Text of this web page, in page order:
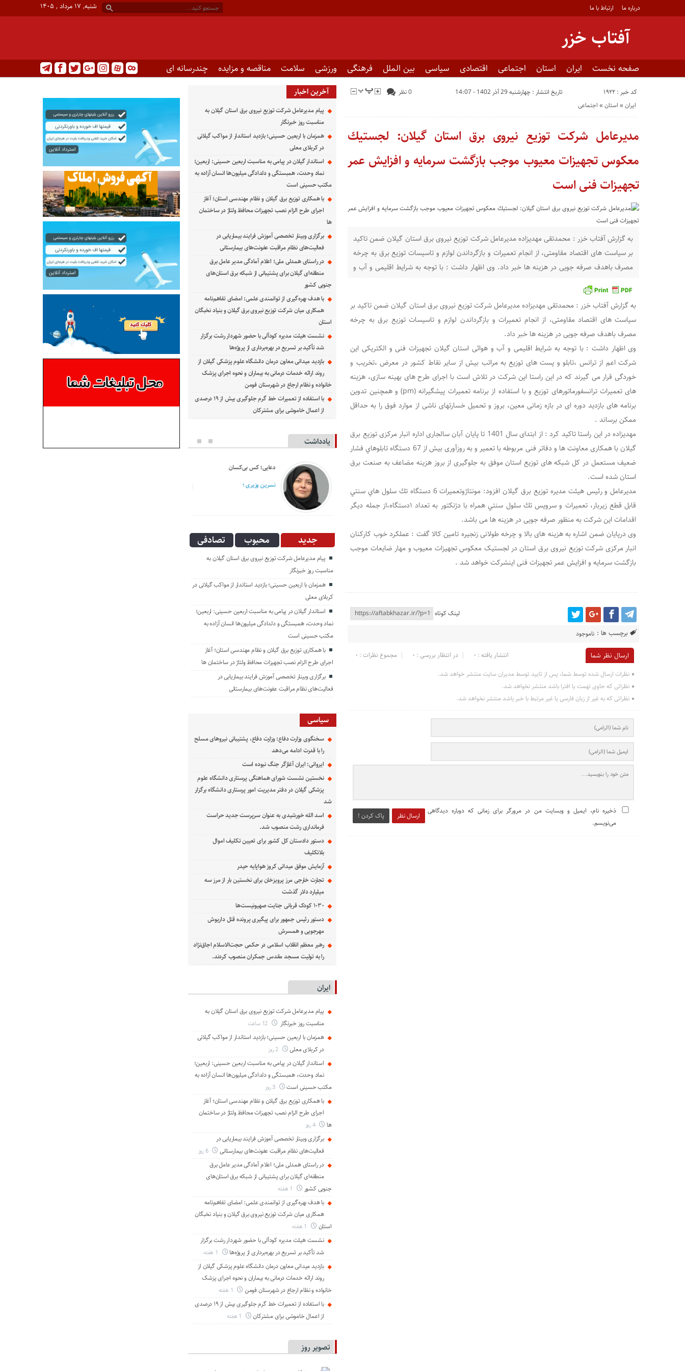
درباره ما ارتباط با ما شنبه, ۱۷ مرداد , ۱۴۰۵
آفتاب خزر
صفحه نخست ایران استان اجتماعی اقتصادی سیاسی بین الملل فرهنگی ورزشی سلامت مناقصه و مزایده چندرسانه ای
کد خبر : 1922 تاریخ انتشار : چهارشنبه 29 آذر 1402 - 14:07
0 نظر
اجتماعی « استان « ایران
مدیرعامل شرکت توزیع نیروی برق استان گیلان: لجستیك
معكوس تجهیزات معیوب موجب بازگشت سرمایه و افزایش عمر
تجهیزات فنی است
به گزارش آفتاب خزر : محمدتقی مهدیزاده مدیرعامل شرکت توزیع نیروی برق استان گیلان ضمن تاکید
بر سیاست های اقتصاد مقاومتی، از انجام تعمیرات و بازگرداندن لوازم و تاسیسات توزیع برق به چرخه
مصرف باهدف صرفه جویی در هزینه ها خبر داد. وی اظهار داشت : با توجه به شرایط اقلیمی و آب و
به گزارش آفتاب خزر : محمدتقی مهدیزاده مدیرعامل شرکت توزیع نیروی برق استان گیلان ضمن تاکید بر
سیاست های اقتصاد مقاومتی، از انجام تعمیرات و بازگرداندن لوازم و تاسیسات توزیع برق به چرخه
مصرف باهدف صرفه جویی در هزینه ها خبر داد.
وی اظهار داشت : با توجه به شرایط اقلیمی و آب و هوائی استان گیلان تجهیزات فنی و الکتریکی این
شرکت اعم از ترانس ،تابلو و پست های توزیع به مراتب بیش از سایر نقاط کشور در معرض ،تخریب و
خوردگی قرار می گیرند که در این راستا این شرکت در تلاش است با اجرای طرح های بهینه سازی، هزینه
های تعمیرات ترانسفورماتورهای توزیع و با استفاده از برنامه تعمیرات پیشگیرانه (pm) و همچنین تدوین
برنامه های بازدید دوره ای در بازه زمانی معین، بروز و تحمیل خسارتهای ناشی از موارد فوق را به حداقل
ممکن برساند .
مهدیزاده در این راستا تاکید کرد : از ابتدای سال 1401 تا پایان آبان سالجاری اداره انبار مرکزی توزیع برق
گیلان با همکاری معاونت ها و دفاتر فنی مربوطه با تعمیر و به روزآوری بیش از 67 دستگاه تابلوهاي فشار
ضعيف مستعمل در کل شبکه های توزیع استان موفق به جلوگیری از بروز هزینه مضاعف به صنعت برق
استان شده است.
مدیرعامل و رئیس هیئت مدیره توزیع برق گیلان افزود: مونتاژوتعميرات 6 دستگاه تك سلول هاي سنتي
قابل قطع زيربار، تعميرات و سرويس تك سلول سنتي همراه با دژنكتور به تعداد ١دستگاه،از جمله دیگر
اقدامات این شرکت به منظور صرفه جویی در هزینه ها می باشد.
وی درپایان ضمن اشاره به هزینه های بالا و چرخه طولانی زنجیره تامین کالا گفت : عملکرد خوب کارکنان
انبار مرکزی شرکت توزیع نیروی برق استان در لجستیک معکوس تجهیزات معیوب و مهار ضایعات موجب
بازگشت سرمایه و افزایش عمر تجهیزات فنی اینشرکت خواهد شد .
لینک کوتاه
برچسب ها : ناموجود
ارسال نظر شما مجموع نظرات : 0 در انتظار بررسی : 0 انتشار یافته : 0
نظرات ارسال شده توسط شما، پس از تایید توسط مدیران سایت منتشر خواهد شد.
نظراتی که حاوی تهمت یا افترا باشد منتشر نخواهد شد.
نظراتی که به غیر از زبان فارسی یا غیر مرتبط با خبر باشد منتشر نخواهد شد.
ارسال نظر پاک کردن !
ذخیره نام، ایمیل و وبسایت من در مرورگر برای زمانی که دوباره دیدگاهی
می‌نویسم.
آخرین اخبار
پیام مدیرعامل شركت توزیع نیروی برق استان گیلان به
مناسبت روز خبرنگار ‌
همزمان با اربعین حسینی؛ بازدید استاندار از مواکب گیلانی
در کربلای معلی
استاندار گیلان در پیامی به مناسبت اربعین حسینی: اربعین؛
نماد وحدت، همبستگی و دلدادگی میلیون‌ها انسان آزاده به
مکتب حسینی است
با همکاری توزیع برق گیلان و نظام مهندسی استان؛ آغاز
اجرای طرح الزام نصب تجهیزات محافظ ولتاژ در ساختمان
ها
برگزاری وبینار تخصصی آموزش فرایند بیماریابی در
فعالیت‌های نظام مراقبت عفونت‌های بیمارستانی
در راستای همدلی ملی؛ اعلام آمادگی مدیر عامل برق
منطقه‌ای گیلان برای پشتیبانی از شبكه برق استان‌های
جنوبی كشور
با هدف بهره‌گیری از توانمندی علمی: امضای تفاهم‌نامه
همكاری میان شركت توزیع نیروی برق گیلان و بنیاد نخبگان
استان
نشست هیئت مدیره کودآلی با حضور شهردار رشت برگزار
شد تأکید بر تسریع در بهره‌برداری از پروژه‌ها
بازدید میدانی معاون درمان دانشگاه علوم پزشکی گیلان از
روند ارائه خدمات درمانی به بیماران و نحوه اجرای پزشک
خانواده و نظام ارجاع در شهرستان فومن
با استفاده از تعمیرات خط گرم جلوگیری بیش از ۱۹ درصدی
از اعمال خاموشی برای مشتركان
یادداشت
دعایی؛ کس بی‌کسان
انگار آش دهن سوزی هم نیست!
دعایی؛ کس بی‌کسان
نسرین وزیری ؛
جدید محبوب تصادفی
پیام مدیرعامل شركت توزیع نیروی برق استان گیلان به
مناسبت روز خبرنگار ‌
همزمان با اربعین حسینی؛ بازدید استاندار از مواکب گیلانی در
کربلای معلی
استاندار گیلان در پیامی به مناسبت اربعین حسینی: اربعین؛
نماد وحدت، همبستگی و دلدادگی میلیون‌ها انسان آزاده به
مکتب حسینی است
با همکاری توزیع برق گیلان و نظام مهندسی استان؛ آغاز
اجرای طرح الزام نصب تجهیزات محافظ ولتاژ در ساختمان ها
برگزاری وبینار تخصصی آموزش فرایند بیماریابی در
فعالیت‌های نظام مراقبت عفونت‌های بیمارستانی
سیاسی
سخنگوی وزارت دفاع: وزارت دفاع، پشتیبانی نیرو‌های مسلح
را با قدرت ادامه می‌دهد
ایروانی: ایران آغازگر جنگ نبوده است
نخستین نشست شورای هماهنگی پرستاری دانشگاه علوم
پزشکی گیلان در دفتر مدیریت امور پرستاری دانشگاه برگزار
شد
اسد الله خورشیدی به عنوان سرپرست جدید حراست
فرمانداری رشت منصوب شد.
دستور دادستان کل کشور برای تعیین تکلیف اموال
بلاتکلیف
آزمایش موفق میدانی کروز هواپایه حیدر
تجارت خارجی مرز پرویزخان برای نخستین بار از مرز سه
میلیارد دلار گذشت
۱۰۳۰ کودک قربانی جنایت صهیونیست‌ها
دستور رئیس جمهور برای پیگیری پرونده قتل داریوش
مهرجویی و همسرش
رهبر معظم انقلاب اسلامی در حکمی حجت‌الاسلام اجاق‌نژاد
را به تولیت مسجد مقدس جمکران منصوب کردند.
ایران
پیام مدیرعامل شركت توزیع نیروی برق استان گیلان به
مناسبت روز خبرنگار ‌
همزمان با اربعین حسینی؛ بازدید استاندار از مواکب گیلانی
در کربلای معلی
2 روز
استاندار گیلان در پیامی به مناسبت اربعین حسینی: اربعین؛
نماد وحدت، همبستگی و دلدادگی میلیون‌ها انسان آزاده به
مکتب حسینی است
با همکاری توزیع برق گیلان و نظام مهندسی استان؛ آغاز
اجرای طرح الزام نصب تجهیزات محافظ ولتاژ در ساختمان
ها
4 روز
برگزاری وبینار تخصصی آموزش فرایند بیماریابی در
فعالیت‌های نظام مراقبت عفونت‌های بیمارستانی
6 روز
در راستای همدلی ملی؛ اعلام آمادگی مدیر عامل برق
منطقه‌ای گیلان برای پشتیبانی از شبكه برق استان‌های
جنوبی كشور
با هدف بهره‌گیری از توانمندی علمی: امضای تفاهم‌نامه
همكاری میان شركت توزیع نیروی برق گیلان و بنیاد نخبگان
استان
نشست هیئت مدیره کودآلی با حضور شهردار رشت برگزار
شد تأکید بر تسریع در بهره‌برداری از پروژه‌ها
بازدید میدانی معاون درمان دانشگاه علوم پزشکی گیلان از
روند ارائه خدمات درمانی به بیماران و نحوه اجرای پزشک
خانواده و نظام ارجاع در شهرستان فومن
با استفاده از تعمیرات خط گرم جلوگیری بیش از ۱۹ درصدی
از اعمال خاموشی برای مشتركان
تصویر روز